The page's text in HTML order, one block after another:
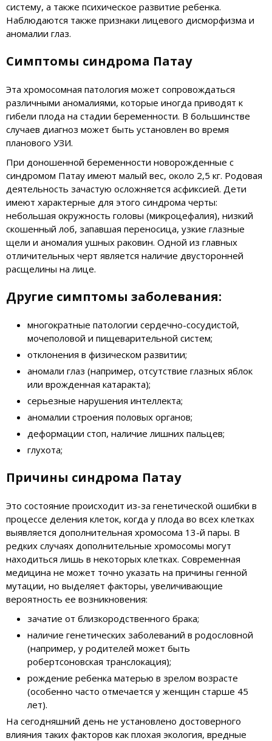
систему, а также психическое развитие ребенка.
Наблюдаются также признаки лицевого дисморфизма и
аномалии глаз.
Симптомы синдрома Патау
Эта хромосомная патология может сопровождаться
различными аномалиями, которые иногда приводят к
гибели плода на стадии беременности. В большинстве
случаев диагноз может быть установлен во время
планового УЗИ.
При доношенной беременности новорожденные с
синдромом Патау имеют малый вес, около 2,5 кг. Родовая
деятельность зачастую осложняется асфиксией. Дети
имеют характерные для этого синдрома черты:
небольшая окружность головы (микроцефалия), низкий
скошенный лоб, запавшая переносица, узкие глазные
щели и аномалия ушных раковин. Одной из главных
отличительных черт является наличие двусторонней
расщелины на лице.
Другие симптомы заболевания:
многократные патологии сердечно-сосудистой,
мочеполовой и пищеварительной систем;
отклонения в физическом развитии;
аномали глаз (например, отсутствие глазных яблок
или врожденная катаракта);
серьезные нарушения интеллекта;
аномалии строения половых органов;
деформации стоп, наличие лишних пальцев;
глухота;
Причины синдрома Патау
Это состояние происходит из-за генетической ошибки в
процессе деления клеток, когда у плода во всех клетках
выявляется дополнительная хромосома 13-й пары. В
редких случаях дополнительные хромосомы могут
находиться лишь в некоторых клетках. Современная
медицина не может точно указать на причины генной
мутации, но выделяет факторы, увеличивающие
вероятность ее возникновения:
зачатие от близкородственного брака;
наличие генетических заболеваний в родословной
(например, у родителей может быть
робертсоновская транслокация);
рождение ребенка матерью в зрелом возрасте
(особенно часто отмечается у женщин старше 45
лет).
На сегодняшний день не установлено достоверного
влияния таких факторов как плохая экология, вредные